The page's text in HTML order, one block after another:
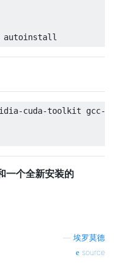
cuda-toolkit gcc-6
一个全新安装的
埃罗莫德
source